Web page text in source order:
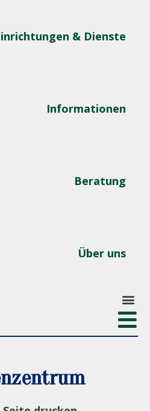
& Dienste
Informationen
Beratung
Über uns